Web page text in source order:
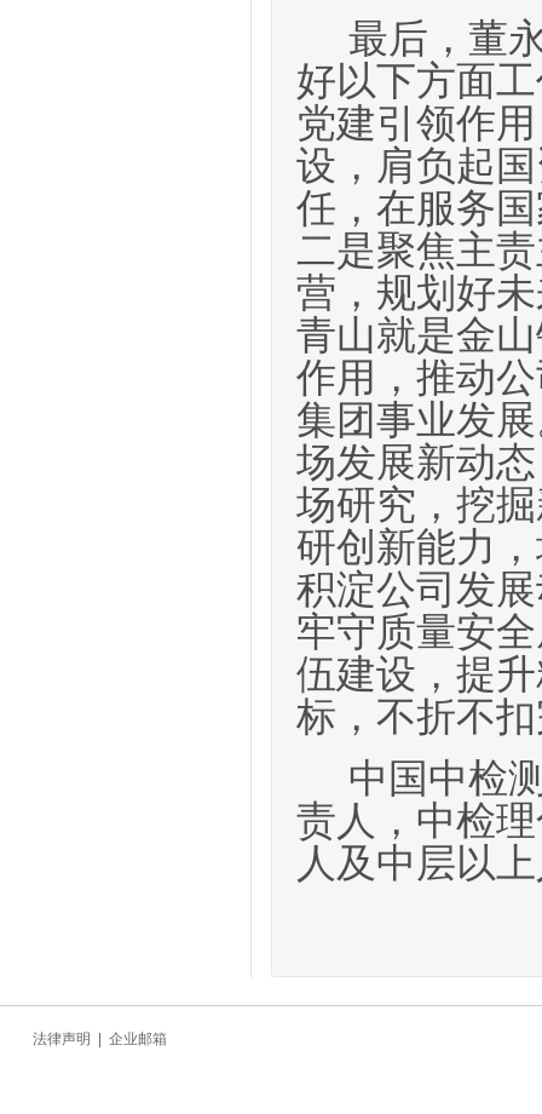
最后，董
好以下方面
党建引领作
设，肩负起
任，在服务
二是聚焦主
营，规划好
青山就是金
作用，推动
集团事业发
场发展新动
场研究，挖
研创新能力
积淀公司发
牢守质量安
伍建设，提
标，不折不
中国中检
责人，中检
人 及中层以
法律声明 | 企业邮箱